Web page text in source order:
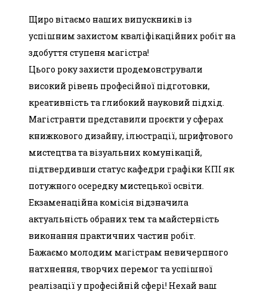
Щиро вітаємо наших випускників із
успішним захистом кваліфікаційних робіт на
здобуття ступеня магістра!
Цього року захисти продемонстрували
високий рівень професійної підготовки,
креативність та глибокий науковий підхід.
Магістранти представили проєкти у сферах
книжкового дизайну, ілюстрації, шрифтового
мистецтва та візуальних комунікацій,
підтвердивши статус кафедри графіки КПІ як
потужного осередку мистецької освіти.
Екзаменаційна комісія відзначила
актуальність обраних тем та майстерність
виконання практичних частин робіт.
Бажаємо молодим магістрам невичерпного
натхнення, творчих перемог та успішної
реалізації у професійній сфері! Нехай ваш